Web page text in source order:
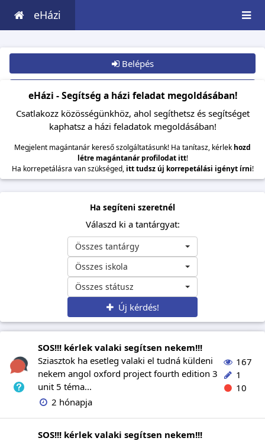
eHázi
Belépés
Csatlakozom
eHázi - Segítség a házi feladat megoldásában!
Csatlakozz közösségünkhöz, ahol segíthetsz és segítséget
kaphatsz a házi feladatok megoldásában!
Megjelent magántanár kereső szolgáltatásunk! Ha tanítasz, kérlek hozd
létre magántanár profilodat itt!
Ha korrepetálásra van szükséged, itt tudsz új korrepetálási igényt írni!
Ha segíteni szeretnél
Válaszd ki a tantárgyat:
Összes tantárgy
Összes iskola
Összes státusz
Új kérdés!
SOS!!! kérlek valaki segítsen nekem!!!
Sziasztok ha esetleg valaki el tudná küldeni
nekem angol oxford project fourth edition 3
unit 5 téma...
2 hónapja
167
1
10
SOS!!! kérlek valaki segítsen nekem!!!